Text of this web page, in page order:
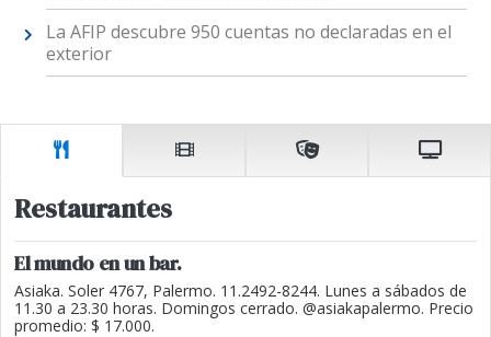
La AFIP descubre 950 cuentas no declaradas en el
exterior
Restaurantes
El mundo en un bar.
Asiaka. Soler 4767, Palermo. 11.2492-8244. Lunes a sábados de
11.30 a 23.30 horas. Domingos cerrado. @asiakapalermo. Precio
promedio: $ 17.000.